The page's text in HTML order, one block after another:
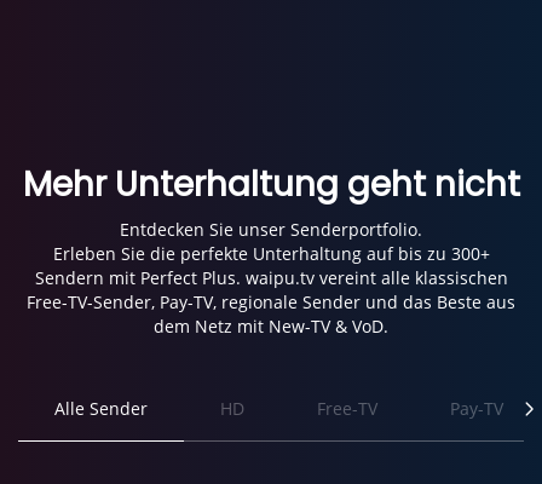
Mehr Unterhaltung geht nicht
Entdecken Sie unser Senderportfolio.
Erleben Sie die perfekte Unterhaltung auf bis zu 300+
Sendern mit Perfect Plus. waipu.tv vereint alle klassischen
Free-TV-Sender, Pay-TV, regionale Sender und das Beste aus
dem Netz mit New-TV & VoD.
Alle Sender HD Free-TV Pay-TV